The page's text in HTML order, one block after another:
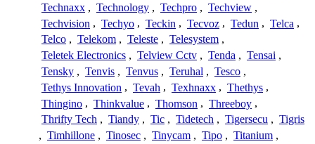
Technaxx , Technology , Techpro , Techview ,
Techvision , Techyo , Teckin , Tecvoz , Tedun , Telca ,
Telco , Telekom , Teleste , Telesystem ,
Teletek Electronics , Telview Cctv , Tenda , Tensai ,
Tensky , Tenvis , Tenvus , Teruhal , Tesco ,
Tethys Innovation , Tevah , Texhnaxx , Thethys ,
Thingino , Thinkvalue , Thomson , Threeboy ,
Thrifty Tech , Tiandy , Tic , Tidetech , Tigersecu , Tigris
, Timhillone , Tinosec , Tinycam , Tipo , Titanium ,